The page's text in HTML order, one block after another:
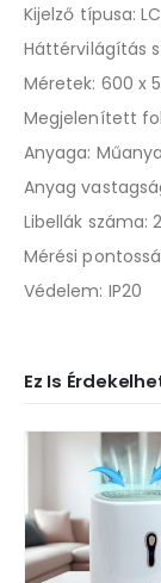
Kijelző típusa:
Háttérvilágítás
Méretek: 600 x
Megjelenített
Anyaga:
Anyag
Libellák száma: 2
Mérési
Védelem: IP20
Ez Is